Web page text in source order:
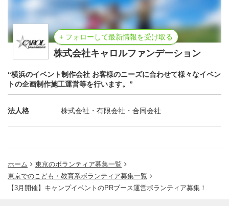
+ フォローして最新情報を受け取る
株式会社キャロルファンデーション
“横浜のイベント制作会社 お客様のニーズに合わせて様々なイベン
トの企画制作施工運営等を行います。”
法人格 株式会社・有限会社・合同会社
ホーム
東京のボランティア募集一覧
東京でのこども・教育系ボランティア募集一覧
【3月開催】キャンプイベントのPRブース運営ボランティア募集！